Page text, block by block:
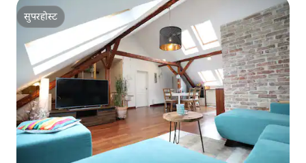
सुपरहोस्ट
सुपरहोस्ट